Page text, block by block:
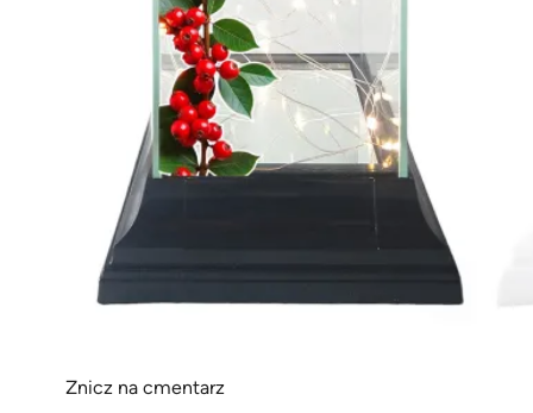
Znicz na cmentarz